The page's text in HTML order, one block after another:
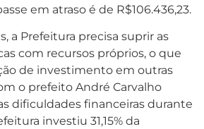
em atraso é de R$106.436,23.
a Prefeitura precisa suprir as
com recursos próprios, o que
de investimento em outras
o prefeito André Carvalho
dificuldades financeiras durante
investiu 31,15% da